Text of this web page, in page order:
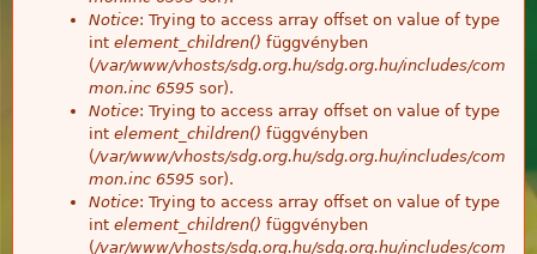
Notice: Trying to access array offset on value of type
int element_children() függvényben
(/var/www/vhosts/sdg.org.hu/sdg.org.hu/includes/com
mon.inc 6595 sor).
Notice: Trying to access array offset on value of type
int element_children() függvényben
(/var/www/vhosts/sdg.org.hu/sdg.org.hu/includes/com
mon.inc 6595 sor).
Notice: Trying to access array offset on value of type
int element_children() függvényben
(/var/www/vhosts/sdg.org.hu/sdg.org.hu/includes/com